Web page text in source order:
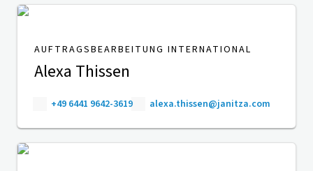
AUFTRAGSBEARBEITUNG INTERNATIONAL
Alexa Thissen
+49 6441 9642-3619 alexa.thissen@janitza.com